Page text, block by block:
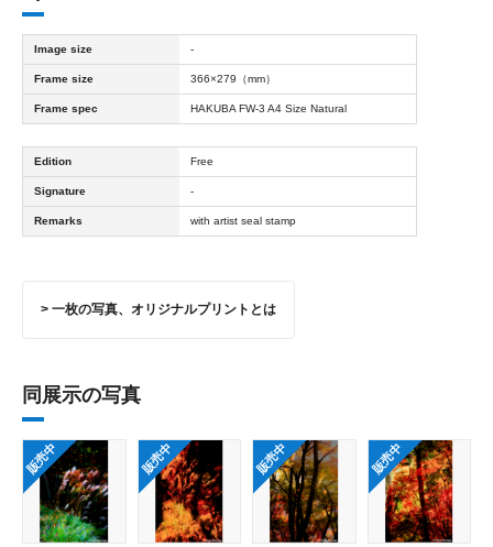
Image size -
Frame size 366×279（mm）
Frame spec HAKUBA FW-3 A4 Size Natural
Edition Free
Signature -
Remarks with artist seal stamp
> 一枚の写真、オリジナルプリントとは
同展示の写真
販売中 販売中 販売中 販売中